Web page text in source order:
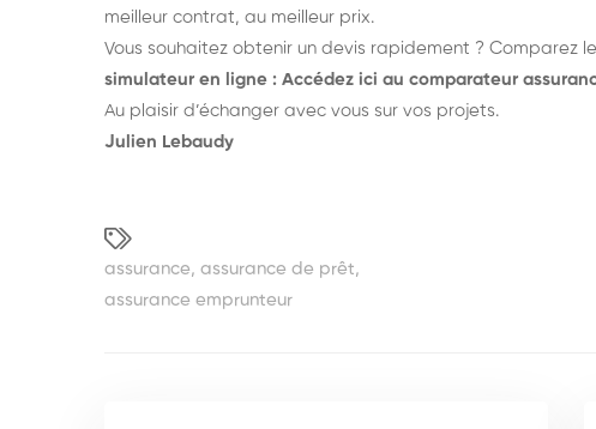
meilleur contrat, au meilleur prix.
Vous souhaitez obtenir un devis rapidement ? Comparez
simulateur en ligne : Accédez ici au comparateur
Au plaisir d’échanger avec vous sur vos projets.
Julien Lebaudy
assurance, assurance de prêt,
assurance emprunteur